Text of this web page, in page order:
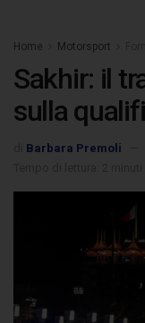
Home Motorsport
Sakhir: il
sulla
Barbara Premoli